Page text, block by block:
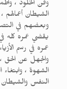
وفن الخلود ،
الشيطان
وبعضهم في
يقضي عمره كله
عمره في رسم
والجهل عن الحق ،
الشهوة ، وابتغاء
النفس